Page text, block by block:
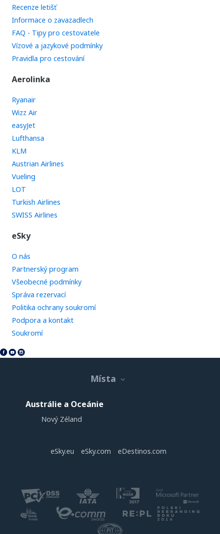
Recenze letišť
Informace o zavazadlech
FAQ - Tipy pro cestovatele
Vízové a jazykové podmínky
Pravidla pro cestování
Aerolinka
Ryanair
Wizz Air
easyJet
Lufthansa
KLM
Austrian Airlines
Vueling
LOT
Turkish Airlines
SWISS Airlines
eSky
O nás
Partnerský program
Všeobecné podmínky
Správa rezervací
Politika ochrany soukromí
Podpora a kontakt
Soukromí
Místa
Austrálie a Oceánie
Nový Zéland
eSky.eu eSky.com eDestinos.com